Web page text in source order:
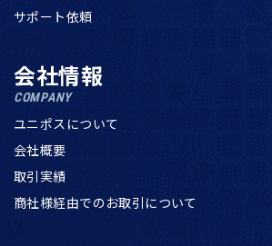
サポート依頼
会社情報
COMPANY
ユニポスについて
会社概要
取引実績
商社様経由でのお取引について